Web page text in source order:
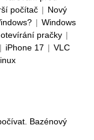
počítač | Nový
| Windows
pračky |
| iPhone 17 | VLC
Bazénový